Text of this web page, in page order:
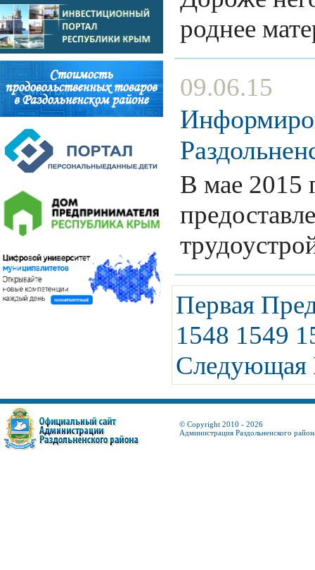
роднее
09.06.15
В мае 2015
Первая
1548 1549
Следующая
© Copyright 2010 - 2026
Администрация Раздольненского